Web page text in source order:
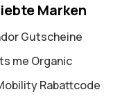
Marken
Gutscheine
me Organic
Rabattcode